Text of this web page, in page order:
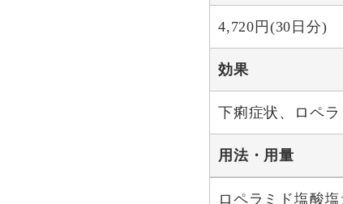
4,720円(30日分)
効果
下痢症状、ロペ
用法・用量
ロペラミド塩酸